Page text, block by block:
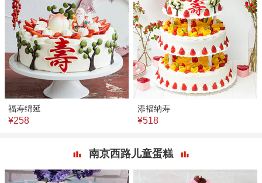
福寿绵延
¥258
添褔纳寿
¥518
南京西路儿童蛋糕